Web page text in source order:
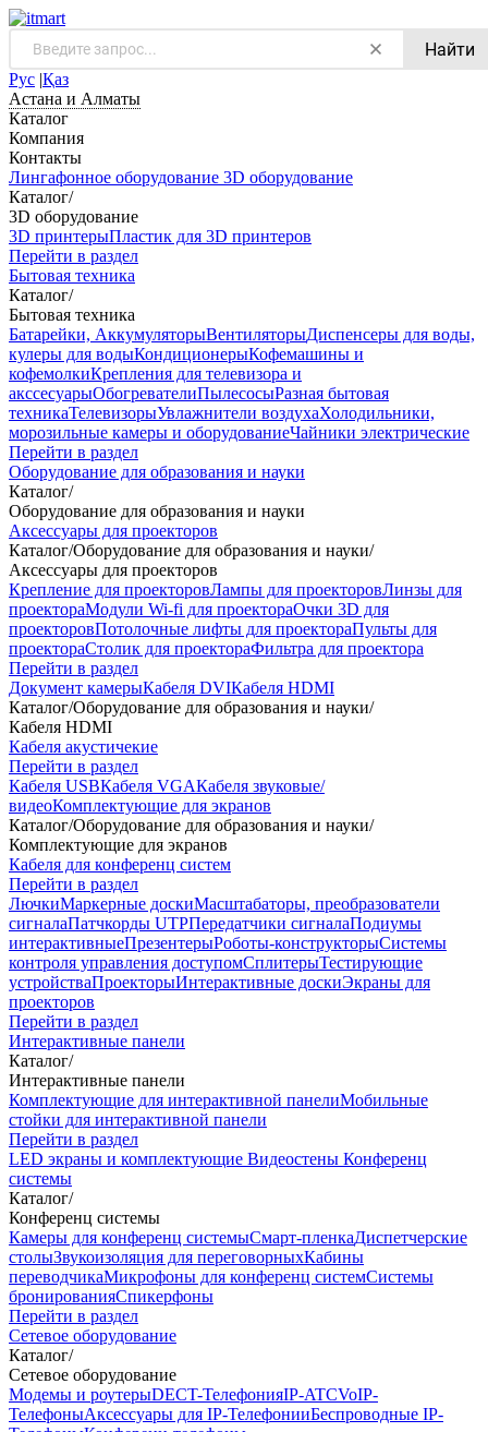
Найти
Рус |Қаз
Астана и Алматы
Каталог
Компания
Контакты
Лингафонное оборудование 3D оборудование
Каталог/
3D оборудование
3D принтерыПластик для 3D принтеров
Перейти в раздел
Бытовая техника
Каталог/
Бытовая техника
Батарейки, АккумуляторыВентиляторыДиспенсеры для воды,
кулеры для водыКондиционерыКофемашины и
кофемолкиКрепления для телевизора и
акссесуарыОбогревателиПылесосыРазная бытовая
техникаТелевизорыУвлажнители воздухаХолодильники,
морозильные камеры и оборудованиеЧайники электрические
Перейти в раздел
Оборудование для образования и науки
Каталог/
Оборудование для образования и науки
Аксессуары для проекторов
Каталог/Оборудование для образования и науки/
Аксессуары для проекторов
Крепление для проекторовЛампы для проекторовЛинзы для
проектораМодули Wi-fi для проектораОчки 3D для
проекторовПотолочные лифты для проектораПульты для
проектораСтолик для проектораФильтра для проектора
Перейти в раздел
Документ камерыКабеля DVIКабеля HDMI
Каталог/Оборудование для образования и науки/
Кабеля HDMI
Кабеля акустичекие
Перейти в раздел
Кабеля USBКабеля VGAКабеля звуковые/
видеоКомплектующие для экранов
Каталог/Оборудование для образования и науки/
Комплектующие для экранов
Кабеля для конференц систем
Перейти в раздел
ЛючкиМаркерные доскиМасштабаторы, преобразователи
сигналаПатчкорды UTPПередатчики сигналаПодиумы
интерактивныеПрезентерыРоботы-конструкторыСистемы
контроля управления доступомСплитерыТестирующие
устройстваПроекторыИнтерактивные доскиЭкраны для
проекторов
Перейти в раздел
Интерактивные панели
Каталог/
Интерактивные панели
Комплектующие для интерактивной панелиМобильные
стойки для интерактивной панели
Перейти в раздел
LED экраны и комплектующие Видеостены Конференц
системы
Каталог/
Конференц системы
Камеры для конференц системыCмарт-пленкаДиспетчерские
столыЗвукоизоляция для переговорныхКабины
переводчикаМикрофоны для конференц системСистемы
бронированияСпикерфоны
Перейти в раздел
Сетевое оборудование
Каталог/
Сетевое оборудование
Модемы и роутерыDECT-ТелефонияIP-ATCVoIP-
ТелефоныАксессуары для IP-ТелефонииБеспроводные IP-